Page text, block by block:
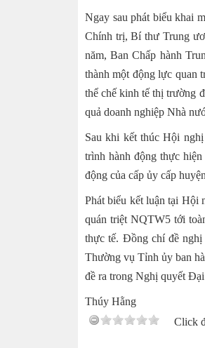
Ngay sau phát biểu khai
Chính trị, Bí thư Trung
năm, Ban Chấp hành
thành một động lực quan
thể chế kinh tế thị trường
quả doanh nghiệp Nhà
Sau khi kết thúc Hội
trình hành động thực
động của cấp ủy cấp
Phát biểu kết luận tại Hội
quán triệt NQTW5 tới
thực tế. Đồng chí đề
Thường vụ Tỉnh ủy ban
đề ra trong Nghị quyết
Thúy Hằng
Click